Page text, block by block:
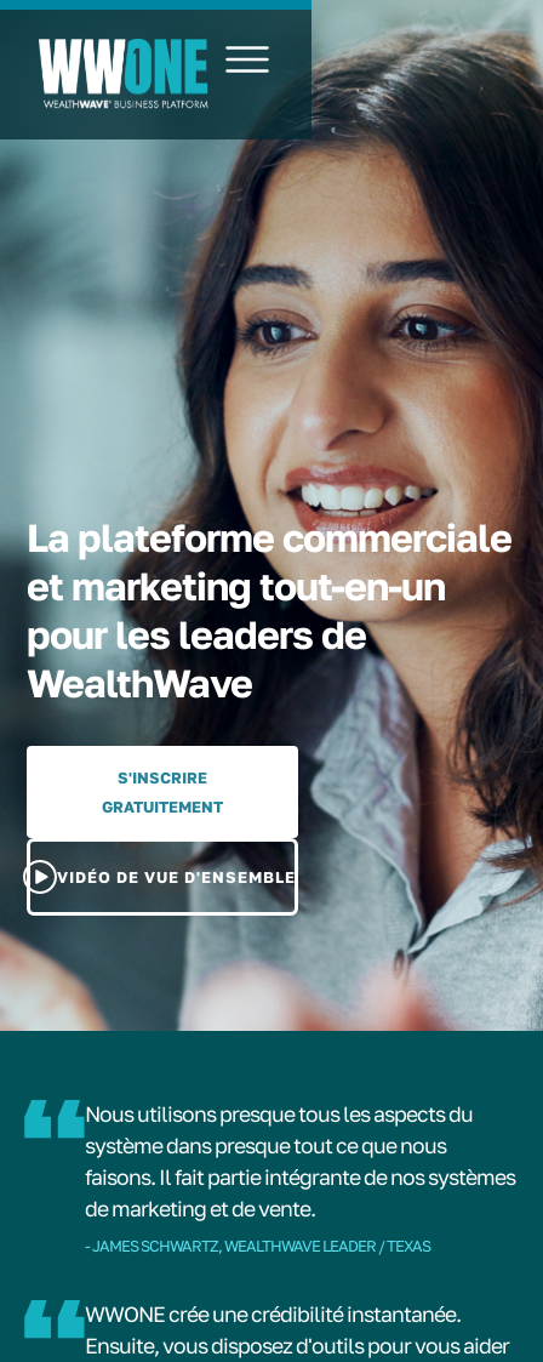
La plateforme commerciale
et marketing tout-en-un
pour les leaders de
WealthWave
S'INSCRIRE
GRATUITEMENT
VIDÉO DE VUE D'ENSEMBLE
Nous utilisons presque tous les aspects du
système dans presque tout ce que nous
faisons. Il fait partie intégrante de nos systèmes
de marketing et de vente.
- JAMES SCHWARTZ, WEALTHWAVE LEADER / TEXAS
WWONE crée une crédibilité instantanée.
Ensuite, vous disposez d'outils pour vous aider